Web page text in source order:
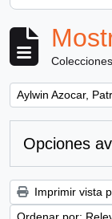
Colecciones
Remove filter:
Aylwin Azocar,
Opciones
Imprimir vista